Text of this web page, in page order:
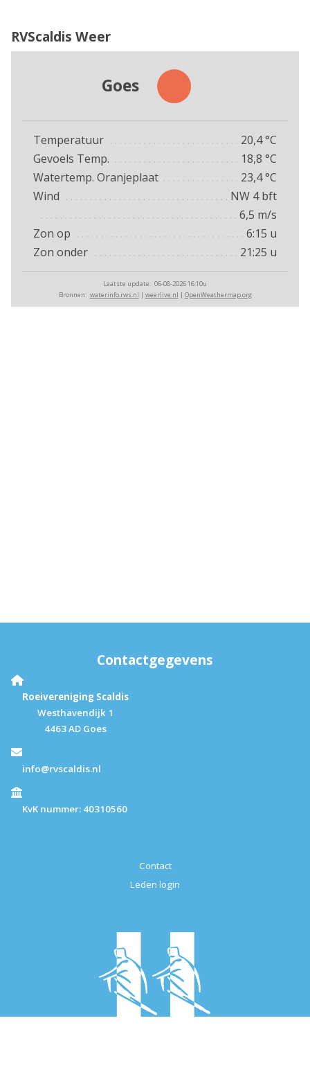
RVScaldis Weer
Goes
Temperatuur 20,4°C
Gevoels Temp.
18,8 °C
Watertemp. Oranjeplaat
23,4°C
Wind
NW 4 bft
6,5 m/s
Zon op
6:15 u
Zon onder
21:25 u
Laatste update: 06-08-2026 16:10u
waterinfo.rws.nl
weerlive.nl OpenWeathermap.org
Contactgegevens
Roeivereniging Scaldis
Westhavendijk 1
4463 AD Goes
info@rvscaldis.nl
KvK nummer: 40310560
Contact
Leden login